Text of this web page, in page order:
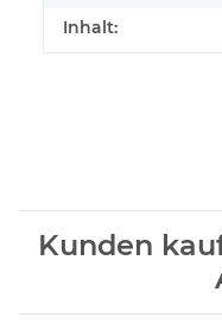
Inhalt:
Kunden